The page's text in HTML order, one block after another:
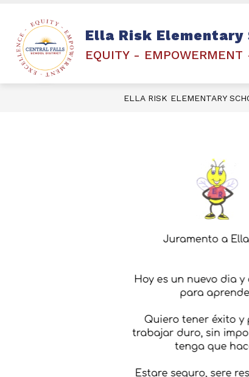
content
Ella Risk Elementary
EQUITY - EMPOWERMENT
PEARSON PLATFORM- RICAS
ELLA RISK ELEMENTARY